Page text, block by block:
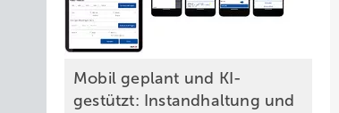
Mobil geplant und KI-
gestützt: Instandhaltung und